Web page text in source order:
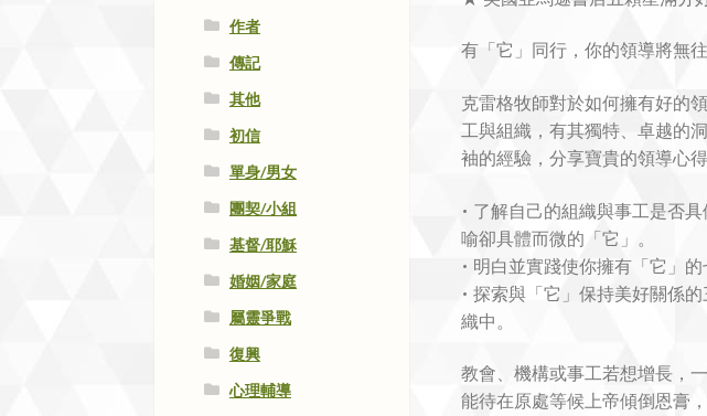
有「它」同行，你的領導將無往
克雷格牧師對於如何擁有好的
工與組織，有其獨特、卓越的
袖的經驗，分享寶貴的領導心
• 了解自己的組織與事工是否
喻卻具體而微的「它」。
• 明白並實踐使你擁有「它」的
• 探索與「它」保持美好關係
織中。
教會、機構或事工若想增長，
能待在原處等候上帝傾倒恩膏
作者
傳記
其他
初信
單身/男女
團契/小組
基督/耶穌
婚姻/家庭
屬靈爭戰
復興
心理輔導